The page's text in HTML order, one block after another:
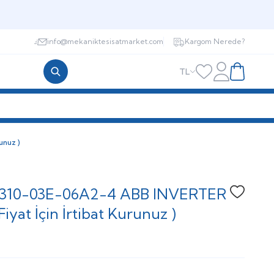
info@mekaniktesisatmarket.com Kargom Nerede?
TL Favorilerim
HesabımSepetim
)
03E-06A2-4 ABB INVERTER
İçin İrtibat Kurunuz )
Favoriye